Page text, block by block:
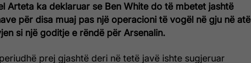
Arteta ka deklaruar se Ben White do të mbetet jashtë
për disa muaj pas një operacioni të vogël në gju në atë
si një goditje e rëndë për Arsenalin.
prej gjashtë deri në tetë javë ishte sugjeruar